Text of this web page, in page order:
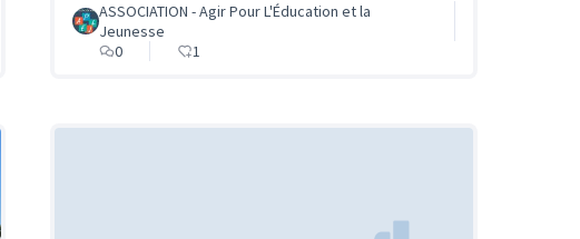
ASSOCIATION - Agir Pour L'Éducation et la
Jeunesse
0
1